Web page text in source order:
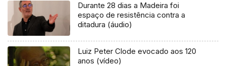
Durante 28 dias a Madeira foi
espaço de resistência contra a
ditadura (áudio)
Luiz Peter Clode evocado aos 120
anos (vídeo)